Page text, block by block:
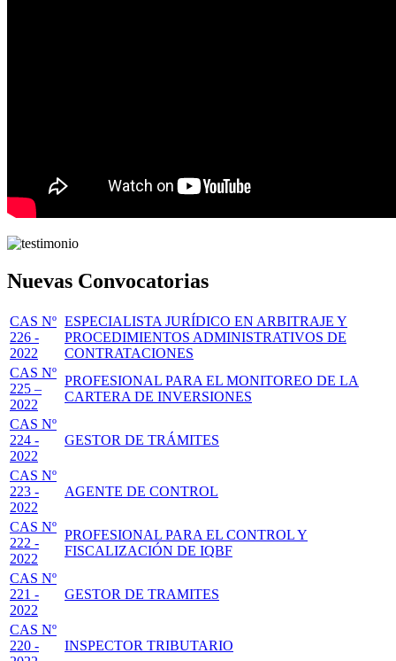
Nuevas Convocatorias
CAS Nº
226 -
2022
ESPECIALISTA JURÍDICO EN ARBITRAJE Y
PROCEDIMIENTOS ADMINISTRATIVOS DE
CONTRATACIONES
CAS Nº
225 –
2022
PROFESIONAL PARA EL MONITOREO DE LA
CARTERA DE INVERSIONES
CAS Nº
224 -
2022
GESTOR DE TRÁMITES
CAS Nº
223 -
2022
AGENTE DE CONTROL
CAS Nº
222 -
2022
PROFESIONAL PARA EL CONTROL Y
FISCALIZACIÓN DE IQBF
CAS Nº
221 -
2022
GESTOR DE TRAMITES
CAS Nº
220 -
INSPECTOR TRIBUTARIO